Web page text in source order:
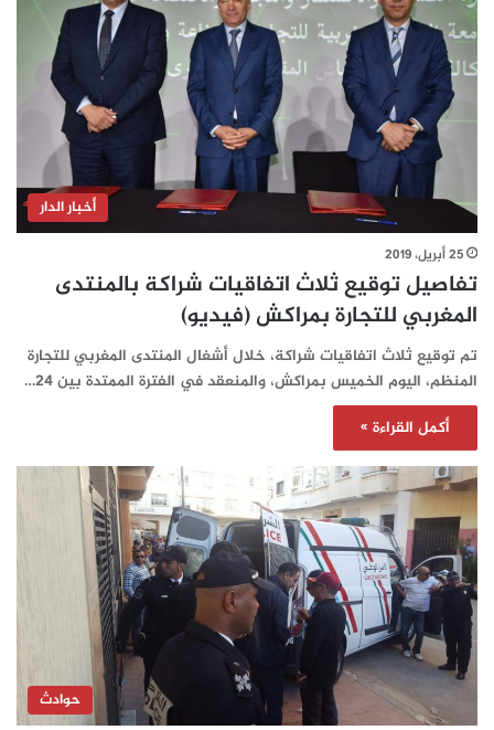
أخبار الدار
25 أبريل، 2019
تفاصيل توقيع ثلاث اتفاقيات شراكة بالمنتدى
المغربي للتجارة بمراكش (فيديو)
تم توقيع ثلاث اتفاقيات شراكة، خلال أشغال المنتدى المغربي للتجارة
المنظم، اليوم الخميس بمراكش، والمنعقد في الفترة الممتدة بين 24…
أكمل القراءة »
حوادث